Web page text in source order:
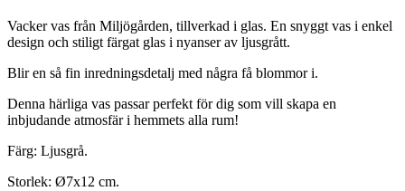
Vacker vas från Miljögården, tillverkad i glas. En snyggt vas i enkel
design och stiligt färgat glas i nyanser av ljusgrått.
Blir en så fin inredningsdetalj med några få blommor i.
Denna härliga vas passar perfekt för dig som vill skapa en
inbjudande atmosfär i hemmets alla rum!
Färg: Ljusgrå.
Storlek: Ø7x12 cm.